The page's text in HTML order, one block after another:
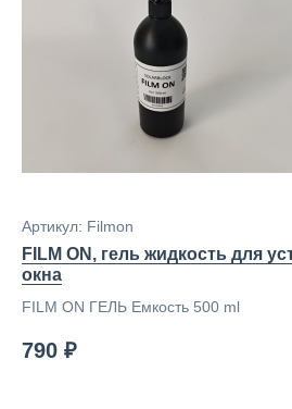
Артикул: Filmon
FILM ON, гель жидкость для
окна
FILM ON ГЕЛЬ Емкость 500 ml
790 ₽